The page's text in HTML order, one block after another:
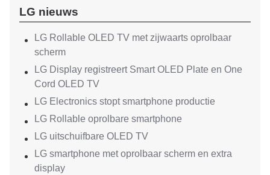
LG nieuws
LG Rollable OLED TV met zijwaarts oprolbaar
scherm
LG Display registreert Smart OLED Plate en One
Cord OLED TV
LG Electronics stopt smartphone productie
LG Rollable oprolbare smartphone
LG uitschuifbare OLED TV
LG smartphone met oprolbaar scherm en extra
display